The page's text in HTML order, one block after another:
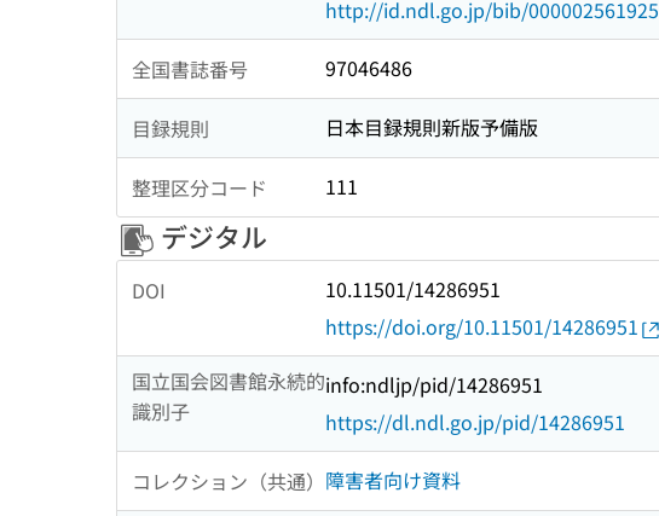
http://id.ndl.go.jp/bib/000002561925
全国書誌番号 97046486
目録規則 日本目録規則新版予備版
整理区分コード 111
デジタル
DOI
10.11501/14286951
https://doi.org/10.11501/14286951
国立国会図書館永続的
識別子
info:ndljp/pid/14286951
https://dl.ndl.go.jp/pid/14286951
コレクション（共通） 障害者向け資料